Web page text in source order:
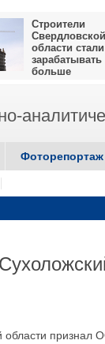
Строители
Свердловской
области стали
зарабатывать
больше
Фоторепортаж
области